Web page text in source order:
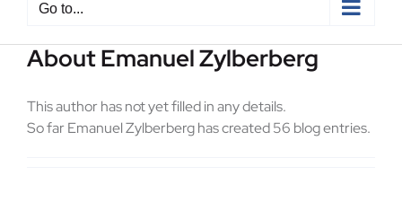
Go to...
AboutEmanuel Zylberberg
This author has not yet filled in any details.
So far Emanuel Zylberberg has created 56 blog entries.